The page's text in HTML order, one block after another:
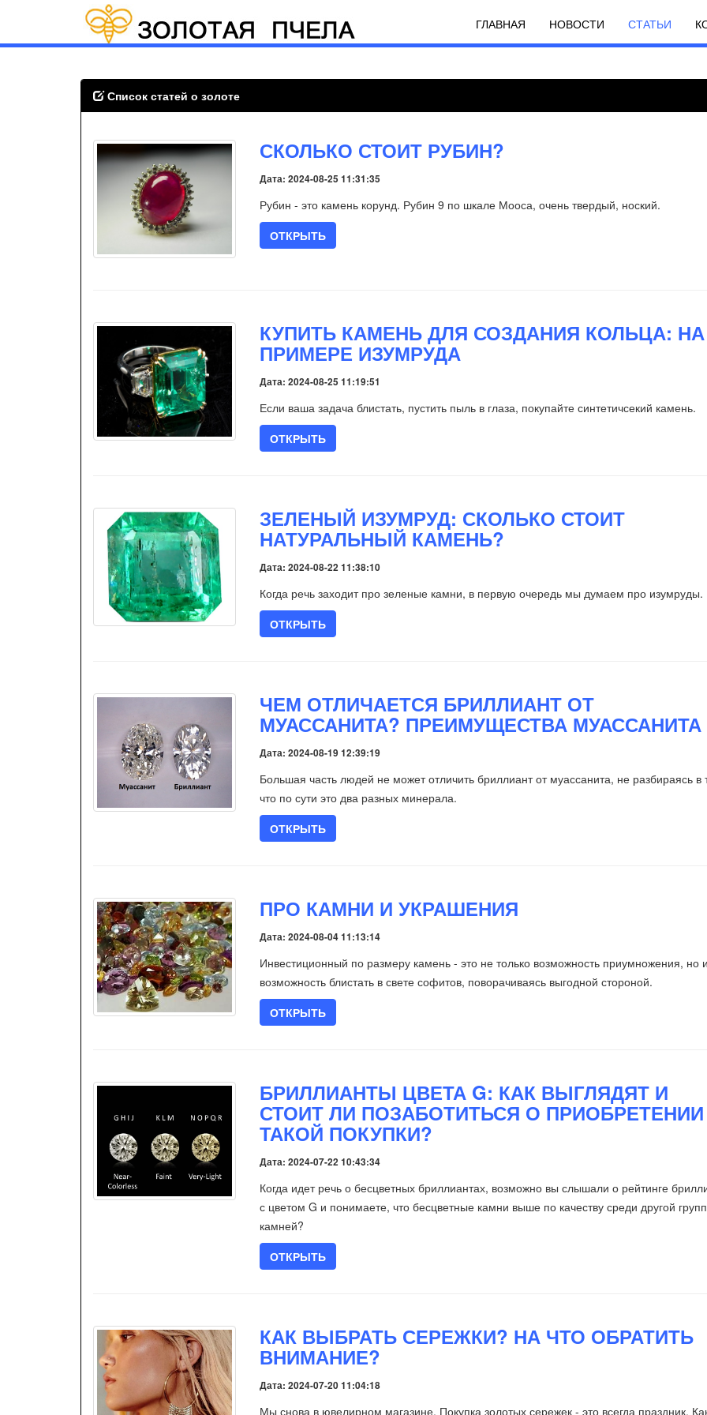
ГЛАВНАЯ НОВОСТИ СТАТЬИ
Список статей о золоте
СКОЛЬКО СТОИТ РУБИН?
Дата: 2024-08-25 11:31:35
Рубин - это камень корунд. Рубин 9 по шкале Мооса, очень твердый, ноский.
ОТКРЫТЬ
КУПИТЬ КАМЕНЬ ДЛЯ СОЗДАНИЯ КОЛЬЦА: НА
ПРИМЕРЕ ИЗУМРУДА
Дата: 2024-08-25 11:19:51
Если ваша задача блистать, пустить пыль в глаза, покупайте синтетичсекий камень.
ОТКРЫТЬ
ЗЕЛЕНЫЙ ИЗУМРУД: СКОЛЬКО СТОИТ
НАТУРАЛЬНЫЙ КАМЕНЬ?
Дата: 2024-08-22 11:38:10
Когда речь заходит про зеленые камни, в первую очередь мы думаем про изумруды.
ОТКРЫТЬ
ЧЕМ ОТЛИЧАЕТСЯ БРИЛЛИАНТ ОТ
МУАССАНИТА? ПРЕИМУЩЕСТВА МУАССАНИТА
Дата: 2024-08-19 12:39:19
Большая часть людей не может отличить бриллиант от муассанита, не разбираясь в
что по сути это два разных минерала.
ОТКРЫТЬ
ПРО КАМНИ И УКРАШЕНИЯ
Дата: 2024-08-04 11:13:14
Инвестиционный по размеру камень - это не только возможность приумножения, но и
возможность блистать в свете софитов, поворачиваясь выгодной стороной.
ОТКРЫТЬ
БРИЛЛИАНТЫ ЦВЕТА G: КАК ВЫГЛЯДЯТ И
СТОИТ ЛИ ПОЗАБОТИТЬСЯ О ПРИОБРЕТЕНИИ
ТАКОЙ ПОКУПКИ?
Дата: 2024-07-22 10:43:34
Когда идет речь о бесцветных бриллиантах, возможно вы слышали о рейтинге
с цветом G и понимаете, что бесцветные камни выше по качеству среди другой
камней?
ОТКРЫТЬ
КАК ВЫБРАТЬ СЕРЕЖКИ? НА ЧТО ОБРАТИТЬ
ВНИМАНИЕ?
Дата: 2024-07-20 11:04:18
Мы снова в ювелирном магазине. Покупка золотых сережек - это всегда праздник.